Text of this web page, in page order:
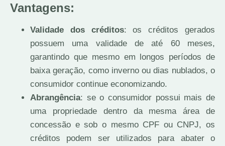
Vantagens:
Validade dos créditos: os créditos gerados
possuem uma validade de até 60 meses,
garantindo que mesmo em longos períodos de
baixa geração, como inverno ou dias nublados, o
consumidor continue economizando.
Abrangência: se o consumidor possui mais de
uma propriedade dentro da mesma área de
concessão e sob o mesmo CPF ou CNPJ, os
créditos podem ser utilizados para abater o